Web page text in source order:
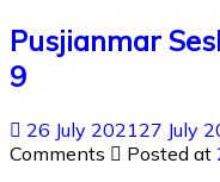
Pusjianmar
9
26 July 202127 July
Comments
Posted at